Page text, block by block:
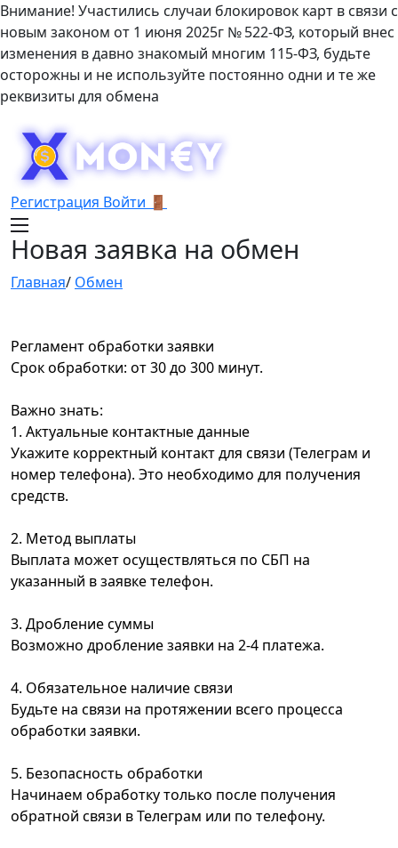
Внимание! Участились случаи блокировок карт в связи с
новым законом от 1 июня 2025г № 522-ФЗ, который внес
изменения в давно знакомый многим 115-ФЗ, будьте
осторожны и не используйте постоянно одни и те же
реквизиты для обмена
Регистрация Войти 🚪
Новая заявка на обмен
Главная/ Обмен
Регламент обработки заявки
Срок обработки: от 30 до 300 минут.
Важно знать:
1. Актуальные контактные данные
Укажите корректный контакт для связи (Телеграм и
номер телефона). Это необходимо для получения
средств.
2. Метод выплаты
Выплата может осуществляться по СБП на
указанный в заявке телефон.
3. Дробление суммы
Возможно дробление заявки на 2-4 платежа.
4. Обязательное наличие связи
Будьте на связи на протяжении всего процесса
обработки заявки.
5. Безопасность обработки
Начинаем обработку только после получения
обратной связи в Телеграм или по телефону.